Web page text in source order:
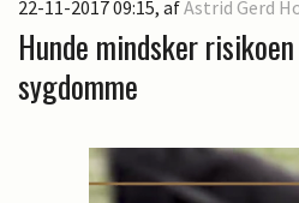
22-11-2017 09:15, afAstrid Gerd
Hunde mindsker
sygdomme